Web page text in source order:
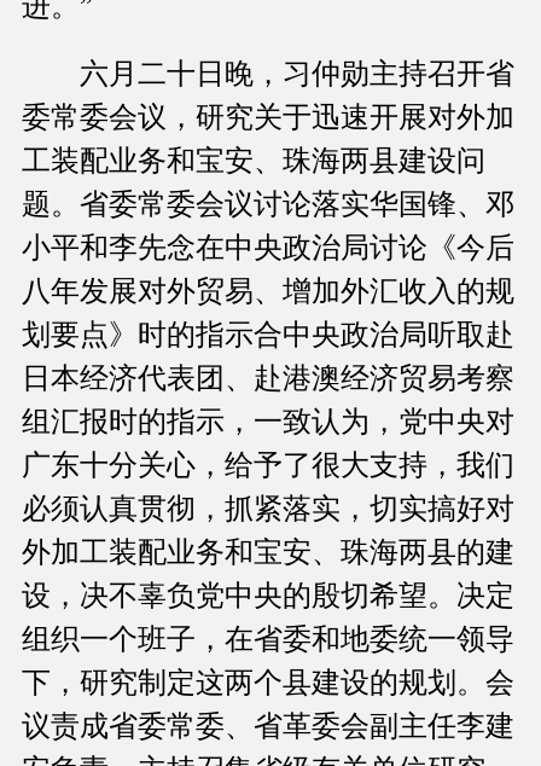
六月二十日晚，习仲勋主持召开省
委常委会议，研究关于迅速开展对外加
工装配业务和宝安、珠海两县建设问
题。省委常委会议讨论落实华国锋、邓
小平和李先念在中央政治局讨论《今后
八年发展对外贸易、增加外汇收入的规
划要点》时的指示合中央政治局听取赴
日本经济代表团、赴港澳经济贸易考察
组汇报时的指示，一致认为，党中央对
广东十分关心，给予了很大支持，我们
必须认真贯彻，抓紧落实，切实搞好对
外加工装配业务和宝安、珠海两县的建
设，决不辜负党中央的殷切希望。决定
组织一个班子，在省委和地委统一领导
下，研究制定这两个县建设的规划。会
议责成省委常委、省革委会副主任李建